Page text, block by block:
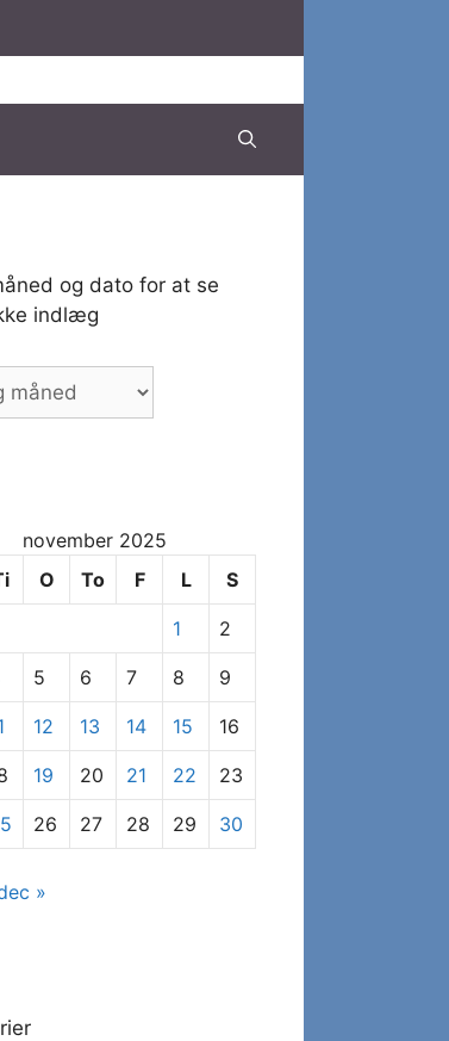
og dato for at se
indlæg
november 2025
O To F L S
1 2
5 6 7 8 9
12 13 14 15 16
19 20 21 22 23
26 27 28 29 30
»